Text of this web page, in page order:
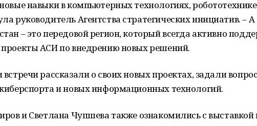
навыки в компьютерных технологиях,
руководитель Агентства стратегических инициатив. – А
– это передовой регион, который всегда активно
АСИ по внедрению новых решений.
рассказали о своих новых проектах, задали
и новых информационных технологий.
и Светлана Чупшева также ознакомились с выставкой